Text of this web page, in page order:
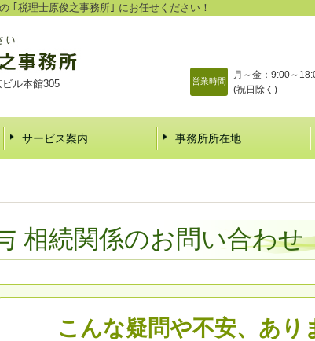
｢税理士原俊之事務所｣ にお任せください！
ル本館305 営業時間
月～金：9:00～
(祝日除く)
サービス案内 事務所所在地
相続関係のお問い合わせ
こんな疑問や不安、あり